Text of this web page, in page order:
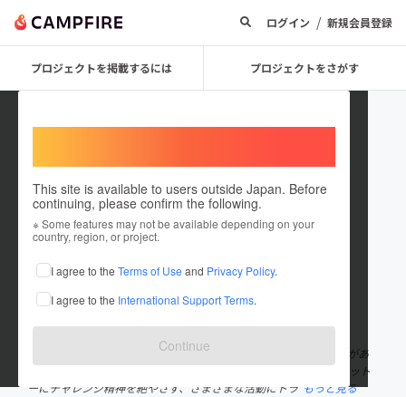
ログイン / 新規会員登録
プロジェクトを掲載するには プロジェクトをさがす
This site is available to users outside Japan. Before
continuing, please confirm the following.
※ Some features may not be available depending on your
country, region, or project.
I agree to the Terms of Use and Privacy Policy.
I agree to the International Support Terms.
Continue
yukihisa kato
これまでに1件のプロジェクトを投稿しています
在住国：日本 現在地：長野県
出身国：日本 出身地：長野県
16年前に難病で車椅子ユーザーになりました。 「どんなバリアがあ
ってもポジティブな気持ちに切り替えて乗り越えて行こう！」をモット
ーにチャレンジ精神を絶やさず、さまざまな活動にトラ もっと見る